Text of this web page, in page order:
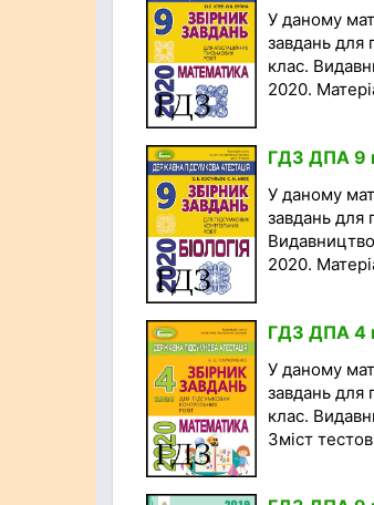
У даному
завдань для
клас.
2020.
ГДЗ ДПА 9
У даному
завдань для
2020.
ГДЗ ДПА 4
У даному
завдань для
клас.
Зміст